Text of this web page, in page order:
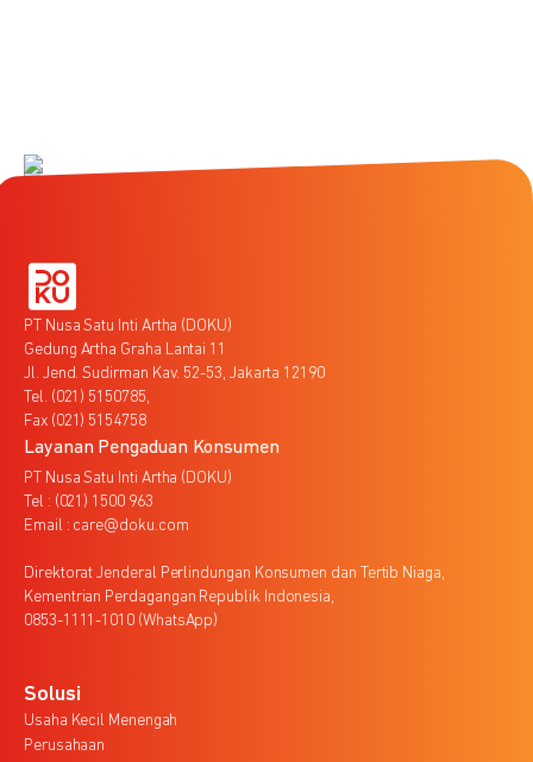
PT Nusa Satu Inti Artha (DOKU)
Gedung Artha Graha Lantai 11
Jl. Jend. Sudirman Kav. 52-53, Jakarta 12190
Tel. (021) 5150785,
Fax (021) 5154758
Layanan Pengaduan Konsumen
PT Nusa Satu Inti Artha (DOKU)
Tel : (021) 1500 963
Email : care@doku.com
Direktorat Jenderal Perlindungan Konsumen dan Tertib Niaga,
Kementrian Perdagangan Republik Indonesia,
0853-1111-1010 (WhatsApp)
Solusi
Usaha Kecil Menengah
Perusahaan